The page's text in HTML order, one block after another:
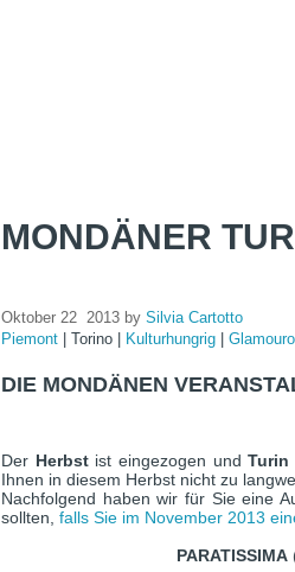
MONDÄNER
Oktober 22 2013 by Silvia Cartotto
Piemont
Torino Kulturhungrig
DIE MONDÄNEN
Der Herbstist eingezogen undTurin
Ihnen in diesem Herbst nicht zu
Nachfolgend haben wir für Sie eine
sollten, falls Sie im November 2013
PARATISSIMA